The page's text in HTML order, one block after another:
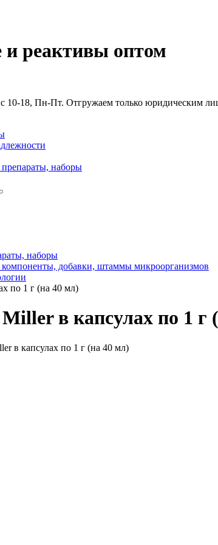
и реактивы оптом
10-18, Пн-Пт. Отгружаем только юридическим
наборы
наборы
добавки, штаммы микроорганизмов
по 1 г (на 40 мл)
в капсулах по 1 г